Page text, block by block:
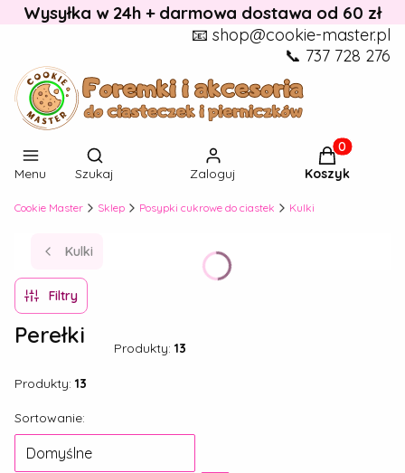
Wysyłka w 24h + darmowa dostawa od 60 zł
📧 shop@cookie-master.pl
📞 737 728 276
Menu
Otwórz wyszukiwarkę
Szukaj Zaloguj
Produkty w
Koszyk
Cookie Master Sklep Posypki cukrowe do ciastek Kulki
Kulki
Filtry
Perełki Produkty: 13
Produkty: 13
Lista produktów
Sortowanie:
Domyślne